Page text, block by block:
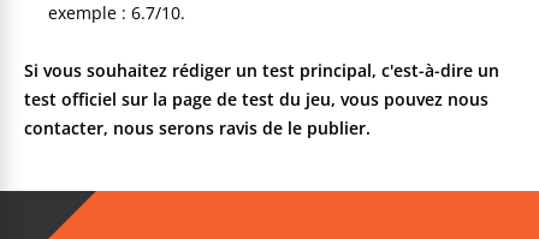
exemple : 6.7/10.
Si vous souhaitez rédiger un test principal, c'est-à-dire un
test officiel sur la page de test du jeu, vous pouvez nous
contacter, nous serons ravis de le publier.